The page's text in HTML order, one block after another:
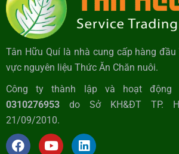
Tân Hữu Quí là nhà cung cấp hàng đầu
vực nguyên liệu Thức Ăn Chăn nuôi.
Công ty thành lập và hoạt động
0310276953 do Sở KH&ĐT TP.
21/09/2010.